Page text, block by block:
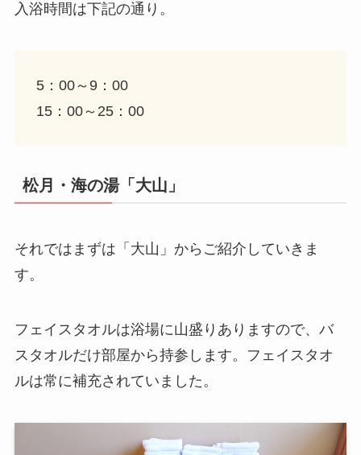
入浴時間は下記の通り。
5：00～9：00
15：00～25：00
松月・海の湯「大山」
それではまずは「大山」からご紹介していきま
す。
フェイスタオルは浴場に山盛りありますので、バ
スタオルだけ部屋から持参します。フェイスタオ
ルは常に補充されていました。